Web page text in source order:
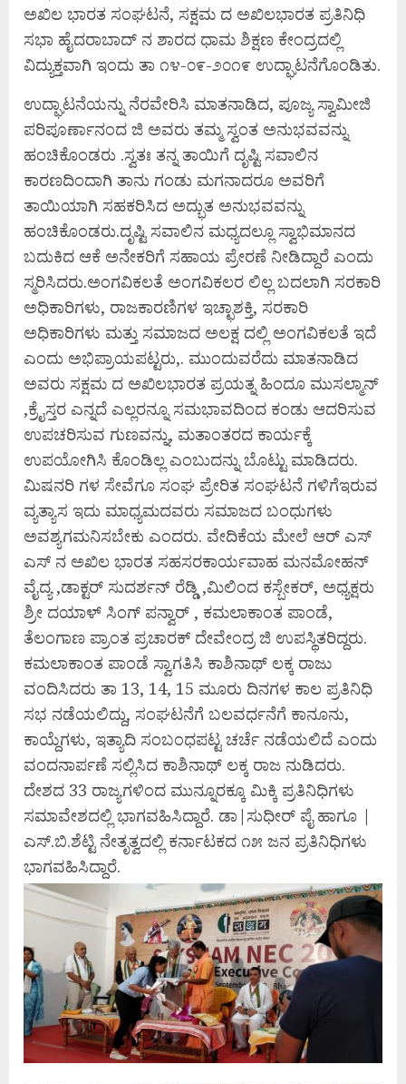
ಅಖಿಲ ಭಾರತ ಸಂಘಟನೆ, ಸಕ್ಷಮ ದ ಅಖಿಲಭಾರತ ಪ್ರತಿನಿಧಿ
ಸಭಾ ಹೈದರಾಬಾದ್‌ ನ ಶಾರದ ಧಾಮ ಶಿಕ್ಷಣ ಕೇಂದ್ರದಲ್ಲಿ
ವಿದ್ಯುಕ್ತವಾಗಿ ಇಂದು ತಾ ೧೪-೦೯-೨೦೧೯ ಉದ್ಘಾಟನೆಗೊಂಡಿತು.
ಉದ್ಘಾಟನೆಯನ್ನು ನೆರವೇರಿಸಿ ಮಾತನಾಡಿದ, ಪೂಜ್ಯ ಸ್ವಾಮೀಜಿ
ಪರಿಪೂರ್ಣಾನಂದ ಜಿ ಅವರು ತಮ್ಮ ಸ್ವಂತ ಅನುಭವವನ್ನು
ಹಂಚಿಕೊಂಡರು .ಸ್ವತಃ ತನ್ನ ತಾಯಿಗೆ ದೃಷ್ಟಿ ಸವಾಲಿನ
ಕಾರಣದಿಂದಾಗಿ ತಾನು ಗಂಡು ಮಗನಾದರೂ ಅವರಿಗೆ
ತಾಯಿಯಾಗಿ ಸಹಕರಿಸಿದ ಅದ್ಭುತ ಅನುಭವವನ್ನು
ಹಂಚಿಕೊಂಡರು.ದೃಷ್ಟಿ ಸವಾಲಿನ ಮಧ್ಯದಲ್ಲೂ ಸ್ವಾಭಿಮಾನದ
ಬದುಕಿದ ಆಕೆ ಅನೇಕರಿಗೆ ಸಹಾಯ ಪ್ರೇರಣೆ ನೀಡಿದ್ದಾರೆ ಎಂದು
ಸ್ಮರಿಸಿದರು.ಅಂಗವಿಕಲತೆ ಅಂಗವಿಕಲರ ಲಿಲ್ಲ ಬದಲಾಗಿ ಸರಕಾರಿ
ಅಧಿಕಾರಿಗಳು, ರಾಜಕಾರಣಿಗಳ ಇಚ್ಛಾಶಕ್ತಿ, ಸರಕಾರಿ
ಅಧಿಕಾರಿಗಳು ಮತ್ತು ಸಮಾಜದ ಅಲಕ್ಷ ದಲ್ಲಿ ಅಂಗವಿಕಲತೆ ಇದೆ
ಎಂದು ಅಭಿಪ್ರಾಯಪಟ್ಟರು,. ಮುಂದುವರೆದು ಮಾತನಾಡಿದ
ಅವರು ಸಕ್ಷಮ ದ ಅಖಿಲಭಾರತ ಪ್ರಯತ್ನ ಹಿಂದೂ ಮುಸಲ್ಮಾನ್
,ಕ್ರೈಸ್ತರ ಎನ್ನದೆ ಎಲ್ಲರನ್ನೂ ಸಮಭಾವದಿಂದ ಕಂಡು ಆದರಿಸುವ
ಉಪಚರಿಸುವ ಗುಣವನ್ನು, ಮತಾಂತರದ ಕಾರ್ಯಕ್ಕೆ
ಉಪಯೋಗಿಸಿ ಕೊಂಡಿಲ್ಲ ಎಂಬುದನ್ನು ಬೊಟ್ಟು ಮಾಡಿದರು.
ಮಿಷನರಿ ಗಳ ಸೇವೆಗೂ ಸಂಘ ಪ್ರೇರಿತ ಸಂಘಟನೆ ಗಳಿಗೆಇರುವ
ವ್ಯತ್ಯಾಸ ಇದು ಮಾಧ್ಯಮದವರು ಸಮಾಜದ ಬಂಧುಗಳು
ಅವಶ್ಯಗಮನಿಸಬೇಕು ಎಂದರು. ವೇದಿಕೆಯ ಮೇಲೆ ಆರ್ ಎಸ್
ಎಸ್ ನ ಅಖಿಲ ಭಾರತ ಸಹಸರಕಾರ್ಯವಾಹ ಮನಮೋಹನ್
ವೈದ್ಯ ,ಡಾಕ್ಟರ್ ಸುದರ್ಶನ್ ರೆಡ್ಡಿ ,ಮಿಲಿಂದ ಕಸ್ಬೇಕರ್, ಅಧ್ಯಕ್ಷರು
ಶ್ರೀ ದಯಾಳ್ ಸಿಂಗ್ ಪನ್ವಾರ್ , ಕಮಲಾಕಾಂತ ಪಾಂಡೆ,
ತೆಲಂಗಾಣ ಪ್ರಾಂತ ಪ್ರಚಾರಕ್ ದೇವೇಂದ್ರ ಜಿ ಉಪಸ್ಥಿತರಿದ್ದರು.
ಕಮಲಾಕಾಂತ ಪಾಂಡೆ ಸ್ವಾಗತಿಸಿ ಕಾಶಿನಾಥ್ ಲಕ್ಕ ರಾಜು
ವಂದಿಸಿದರು ತಾ 13, 14, 15 ಮೂರು ದಿನಗಳ ಕಾಲ ಪ್ರತಿನಿಧಿ
ಸಭ ನಡೆಯಲಿದ್ದು, ಸಂಘಟನೆಗೆ ಬಲವರ್ಧನೆಗೆ ಕಾನೂನು,
ಕಾಯ್ದೆಗಳು, ಇತ್ಯಾದಿ ಸಂಬಂಧಪಟ್ಟ ಚರ್ಚೆ ನಡೆಯಲಿದೆ ಎಂದು
ವಂದನಾರ್ಪಣೆ ಸಲ್ಲಿಸಿದ ಕಾಶಿನಾಥ್ ಲಕ್ಕ ರಾಜ ನುಡಿದರು.
ದೇಶದ 33 ರಾಜ್ಯಗಳಿಂದ ಮುನ್ನೂರಕ್ಕೂ ಮಿಕ್ಕಿ ಪ್ರತಿನಿಧಿಗಳು
ಸಮಾವೇಶದಲ್ಲಿ ಭಾಗವಹಿಸಿದ್ದಾರೆ. ಡಾ|ಸುಧೀರ್ ಪೈ ಹಾಗೂ |
ಎಸ್.ಬಿ.ಶೆಟ್ಟಿ ನೇತೃತ್ವದಲ್ಲಿ ಕರ್ನಾಟಕದ ೧೫ ಜನ ಪ್ರತಿನಿಧಿಗಳು
ಭಾಗವಹಿಸಿದ್ದಾರೆ.